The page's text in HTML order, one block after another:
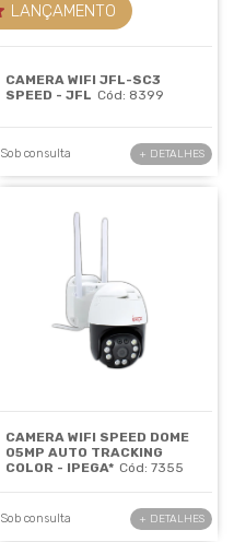
LANÇAMENTO
CAMERA WIFI JFL-SC3
SPEED - JFL Cód: 8399
Sob consulta + DETALHES
CAMERA WIFI SPEED DOME
05MP AUTO TRACKING
COLOR - IPEGA* Cód: 7355
Sob consulta + DETALHES